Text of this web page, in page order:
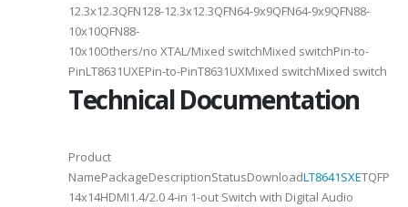
12.3x12.3QFN128-12.3x12.3QFN64-9x9QFN64-9x9QFN88-
10x10QFN88-
10x10Others/no XTAL/Mixed switchMixed switchPin-to-
PinLT8631UXEPin-to-PinT8631UXMixed switchMixed switch
Technical Documentation
Product
NamePackageDescriptionStatusDownloadLT8641SXE
14x14HDMI1.4/2.0 4-in 1-out Switch with Digital Audio